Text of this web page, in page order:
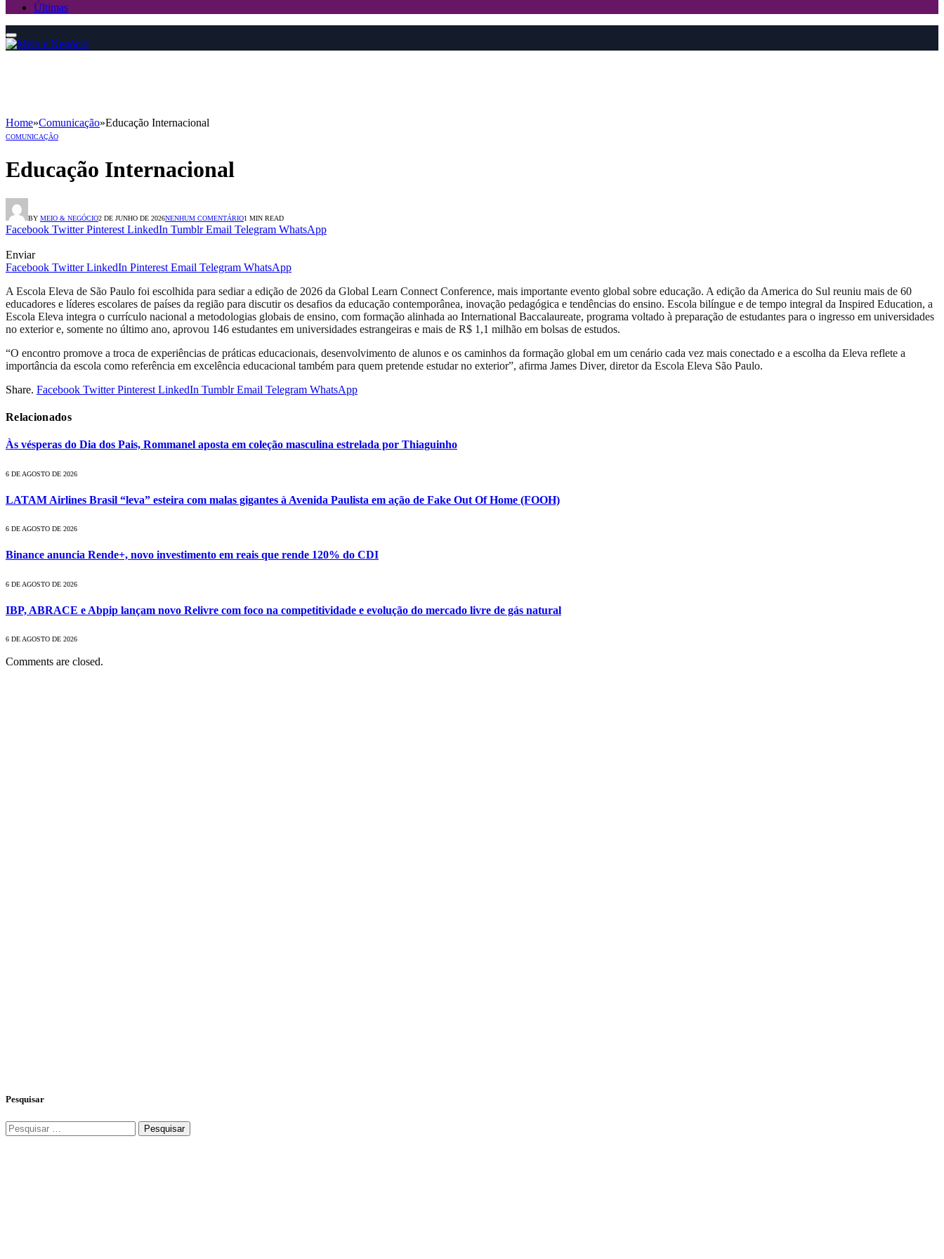
Últimas
Home»Comunicação»Educação Internacional
COMUNICAÇÃO
Educação Internacional
BY MEIO & NEGÓCIO2 DE JUNHO DE 2026NENHUM COMENTÁRIO1 MIN READ
Facebook Twitter Pinterest LinkedIn Tumblr Email Telegram WhatsApp
Enviar
Facebook Twitter LinkedIn Pinterest Email Telegram WhatsApp
A Escola Eleva de São Paulo foi escolhida para sediar a edição de 2026 da Global Learn Connect Conference, mais importante evento global sobre educação. A edição da America do Sul reuniu mais de 60
educadores e líderes escolares de países da região para discutir os desafios da educação contemporânea, inovação pedagógica e tendências do ensino. Escola bilíngue e de tempo integral da Inspired Education, a
Escola Eleva integra o currículo nacional a metodologias globais de ensino, com formação alinhada ao International Baccalaureate, programa voltado à preparação de estudantes para o ingresso em universidades
no exterior e, somente no último ano, aprovou 146 estudantes em universidades estrangeiras e mais de R$ 1,1 milhão em bolsas de estudos.
“O encontro promove a troca de experiências de práticas educacionais, desenvolvimento de alunos e os caminhos da formação global em um cenário cada vez mais conectado e a escolha da Eleva reflete a
importância da escola como referência em excelência educacional também para quem pretende estudar no exterior”, afirma James Diver, diretor da Escola Eleva São Paulo.
Share. Facebook Twitter Pinterest LinkedIn Tumblr Email Telegram WhatsApp
Relacionados
Às vésperas do Dia dos Pais, Rommanel aposta em coleção masculina estrelada por Thiaguinho
6 DE AGOSTO DE 2026
LATAM Airlines Brasil “leva” esteira com malas gigantes à Avenida Paulista em ação de Fake Out Of Home (FOOH)
6 DE AGOSTO DE 2026
Binance anuncia Rende+, novo investimento em reais que rende 120% do CDI
6 DE AGOSTO DE 2026
IBP, ABRACE e Abpip lançam novo Relivre com foco na competitividade e evolução do mercado livre de gás natural
6 DE AGOSTO DE 2026
Comments are closed.
Pesquisar